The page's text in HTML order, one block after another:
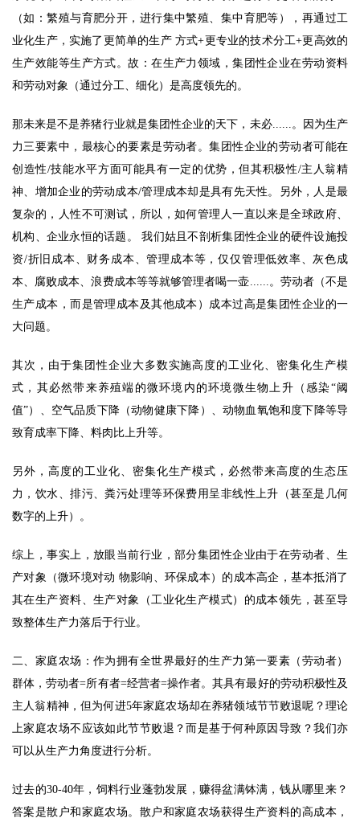
（如：繁殖与育肥分开，进行集中繁殖、集中育肥等），再通过工
业化生产，实施了更简单的生产 方式+更专业的技术分工+更高效的
生产效能等生产方式。故：在生产力领域，集团性企业在劳动资料
和劳动对象（通过分工、细化）是高度领先的。
那未来是不是养猪行业就是集团性企业的天下，未必......。因为生产
力三要素中，最核心的要素是劳动者。集团性企业的劳动者可能在
创造性/技能水平方面可能具有一定的优势，但其积极性/主人翁精
神、增加企业的劳动成本/管理成本却是具有先天性。
另外，人是最
复杂的，人性不可测试，所以，如何管理人一直以来是全球政府、
机构、企业永恒的话题。 我们姑且不剖析集团性企业的硬件设施投
资/折旧成本、财务成本、管理成本等，仅仅管理低效率、灰色成
本、腐败成本、浪费成本等等就够管理者喝一壶......。劳动者（不是
生产成本，而是管理成本及其他成本）成本过高是集团性企业的一
大问题。
其次，由于集团性企业大多数实施高度的工业化、密集化生产模
式，其必然带来养殖端的微环境内的环境微生物上升（感染“阈
值”）、空气品质下降（动物健康下降）、动物血氧饱和度下降等导
致育成率下降、料肉比上升等。
另外，高度的工业化、密集化生产模式，必然带来高度的生态压
力，饮水、排污、粪污处理等环保费用呈非线性上升（甚至是几何
数字的上升）。
综上，事实上，放眼当前行业，部分集团性企业由于在劳动者、生
产对象（微环境对动 物影响、环保成本）的成本高企，基本抵消了
其在生产资料、生产对象（工业化生产模式）的成本领先，甚至导
致整体生产力落后于行业。
二、家庭农场：作为拥有全世界最好的生产力第一要素（劳动者）
群体，劳动者=所有者=经营者=操作者。其具有最好的劳动积极性及
主人翁精神，但为何进5年家庭农场却在养猪领域节节败退呢？理论
上家庭农场不应该如此节节败退？而是基于何种原因导致？我们亦
可以从生产力角度进行分析。
过去的30-40年，饲料行业蓬勃发展，赚得盆满钵满，钱从哪里来？
答案是散户和家庭农场。散户和家庭农场获得生产资料的高成本，